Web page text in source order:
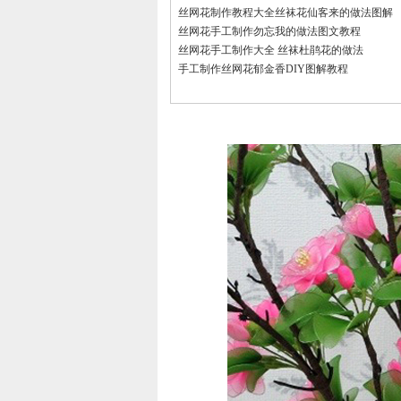
丝网花制作教程大全丝袜花仙客来的做法图解
丝网花手工制作勿忘我的做法图文教程
丝网花手工制作大全 丝袜杜鹃花的做法
手工制作丝网花郁金香DIY图解教程